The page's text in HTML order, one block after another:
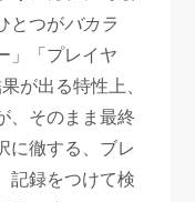
とつがバカラ
」「プレイヤ
が出る特性上、
、そのまま最終
に徹する、ブレ
記録をつけて検